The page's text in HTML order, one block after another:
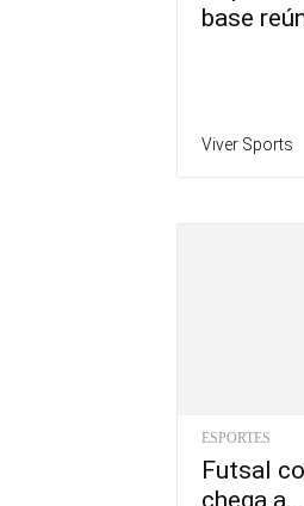
base
Viver Sports
ESPORTES
Futsal
chega a...